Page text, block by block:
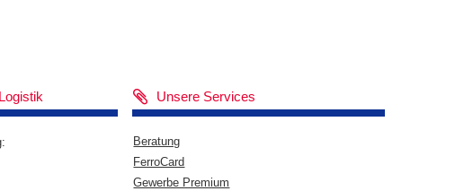
Unsere Services
Beratung
FerroCard
Gewerbe Premium